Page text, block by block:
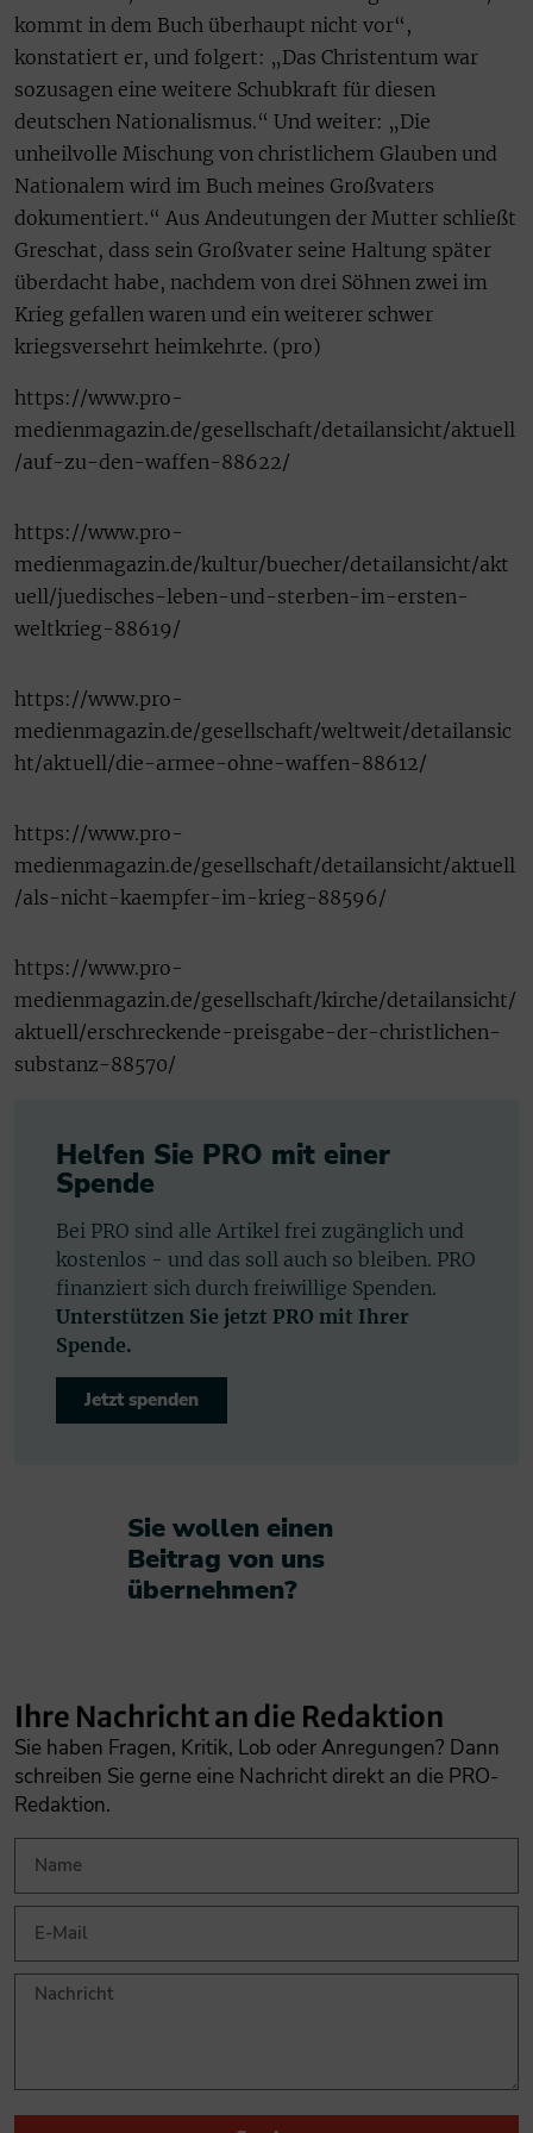
kommt in dem Buch überhaupt nicht vor“,
konstatiert er, und folgert: „Das Christentum war
sozusagen eine weitere Schubkraft für diesen
deutschen Nationalismus.“ Und weiter: „Die
unheilvolle Mischung von christlichem Glauben und
Nationalem wird im Buch meines Großvaters
dokumentiert.“ Aus Andeutungen der Mutter schließt
Greschat, dass sein Großvater seine Haltung später
überdacht habe, nachdem von drei Söhnen zwei im
Krieg gefallen waren und ein weiterer schwer
kriegsversehrt heimkehrte. (pro)
https://www.pro-
medienmagazin.de/gesellschaft/detailansicht/aktuell
/auf-zu-den-waffen-88622/
https://www.pro-
medienmagazin.de/kultur/buecher/detailansicht/akt
uell/juedisches-leben-und-sterben-im-ersten-
weltkrieg-88619/
https://www.pro-
medienmagazin.de/gesellschaft/weltweit/detailansic
ht/aktuell/die-armee-ohne-waffen-88612/
https://www.pro-
medienmagazin.de/gesellschaft/detailansicht/aktuell
/als-nicht-kaempfer-im-krieg-88596/
https://www.pro-
medienmagazin.de/gesellschaft/kirche/detailansicht/
aktuell/erschreckende-preisgabe-der-christlichen-
substanz-88570/
Helfen Sie PRO mit einer
Spende
Bei PRO sind alle Artikel frei zugänglich und
kostenlos - und das soll auch so bleiben. PRO
finanziert sich durch freiwillige Spenden.
Unterstützen Sie jetzt PRO mit Ihrer
Spende.
Jetzt spenden
Sie wollen einen
Beitrag von uns
übernehmen?​
Ihre Nachricht an die Redaktion
Sie haben Fragen, Kritik, Lob oder Anregungen? Dann
schreiben Sie gerne eine Nachricht direkt an die PRO-
Redaktion.